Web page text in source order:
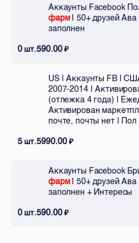
Аккаунты Facebook
фарм| 50+ друзей
заполнен
0шт.590.00₽
US | Аккаунты FB |
2007-2014 |
(отлежка 4 года) |
Активирован
почте, почты нет |
5шт.5990.00₽
Аккаунты Facebook
фарм| 50+ друзей
заполнен + Интересы
0шт.590.00₽